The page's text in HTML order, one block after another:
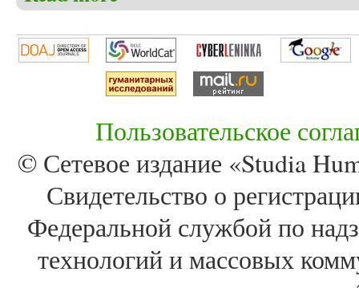
Пользовательское
© Сетевое издание «Studia
Свидетельство о
Федеральной службой по
технологий и массовых